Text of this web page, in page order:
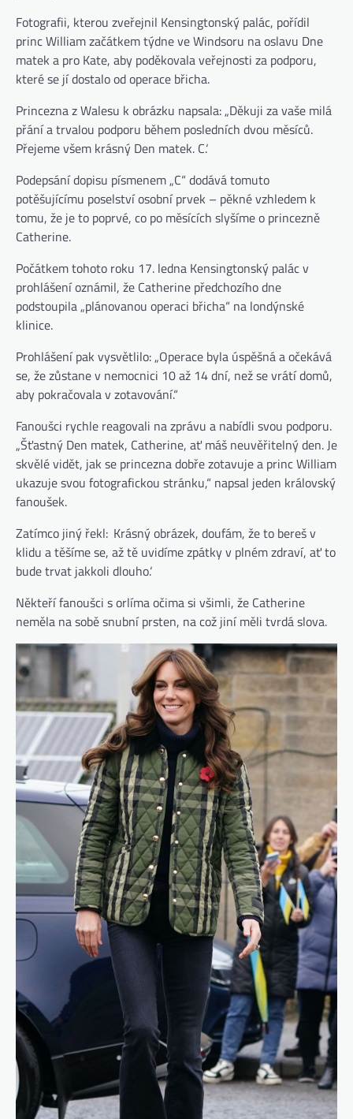
Fotografii, kterou zveřejnil Kensingtonský palác, pořídil
princ William začátkem týdne ve Windsoru na oslavu Dne
matek a pro Kate, aby poděkovala veřejnosti za podporu,
které se jí dostalo od operace břicha.
Princezna z Walesu k obrázku napsala: „Děkuji za vaše milá
přání a trvalou podporu během posledních dvou měsíců.
Přejeme všem krásný Den matek. C.‘
Podepsání dopisu písmenem „C“ dodává tomuto
potěšujícímu poselství osobní prvek – pěkné vzhledem k
tomu, že je to poprvé, co po měsících slyšíme o princezně
Catherine.
Počátkem tohoto roku 17. ledna Kensingtonský palác v
prohlášení oznámil, že Catherine předchozího dne
podstoupila „plánovanou operaci břicha“ na londýnské
klinice.
Prohlášení pak vysvětlilo: „Operace byla úspěšná a očekává
se, že zůstane v nemocnici 10 až 14 dní, než se vrátí domů,
aby pokračovala v zotavování.“
Fanoušci rychle reagovali na zprávu a nabídli svou podporu.
„Šťastný Den matek, Catherine, ať máš neuvěřitelný den. Je
skvělé vidět, jak se princezna dobře zotavuje a princ William
ukazuje svou fotografickou stránku,“ napsal jeden královský
fanoušek.
Zatímco jiný řekl: ‚Krásný obrázek, doufám, že to bereš v
klidu a těšíme se, až tě uvidíme zpátky v plném zdraví, ať to
bude trvat jakkoli dlouho.‘
Někteří fanoušci s orlíma očima si všimli, že Catherine
neměla na sobě snubní prsten, na což jiní měli tvrdá slova.